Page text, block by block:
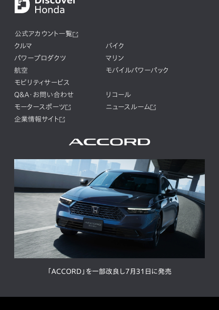
公式アカウント一覧
クルマ
バイク
パワープロダクツ
マリン
航空
モバイルパワーパック
モビリティサービス
Q&A・お問い合わせ
リコール
モータースポーツ
ニュースルーム
企業情報サイト
「ACCORD」を一部改良し7月31日に発売